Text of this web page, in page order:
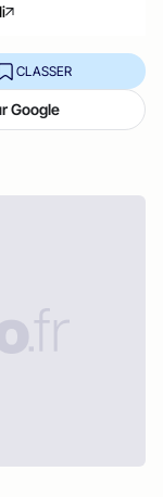
CLASSER
Google